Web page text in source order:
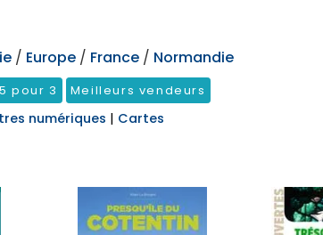
/ Europe / France / Normandie
5 pour 3 Meilleurs vendeurs
numériques | Cartes